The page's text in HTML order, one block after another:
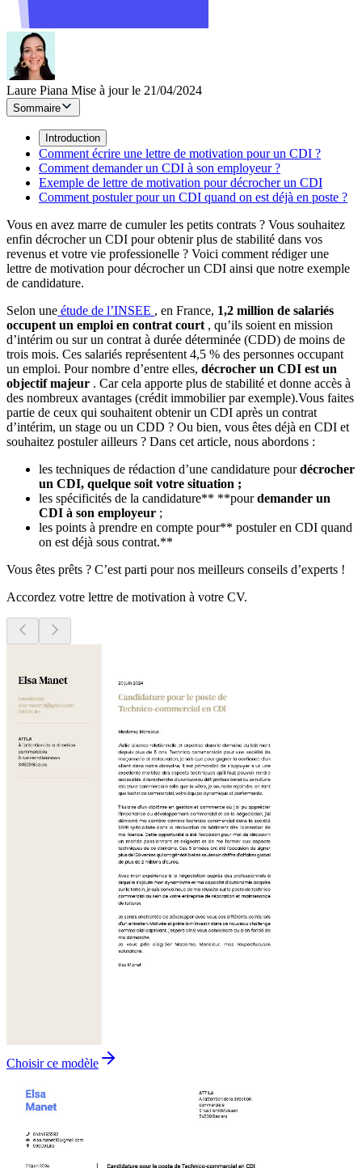
Laure Piana Mise à jour le 21/04/2024
Sommaire
Introduction
Comment écrire une lettre de motivation pour un CDI ?
Comment demander un CDI à son employeur ?
Exemple de lettre de motivation pour décrocher un CDI
Comment postuler pour un CDI quand on est déjà en poste ?
Vous en avez marre de cumuler les petits contrats ? Vous souhaitez
enfin décrocher un CDI pour obtenir plus de stabilité dans vos
revenus et votre vie professionelle ? Voici comment rédiger une
lettre de motivation pour décrocher un CDI ainsi que notre exemple
de candidature.
Selon une étude de l’INSEE , en France, 1,2 million de salariés
occupent un emploi en contrat court , qu’ils soient en mission
d’intérim ou sur un contrat à durée déterminée (CDD) de moins de
trois mois. Ces salariés représentent 4,5 % des personnes occupant
un emploi. Pour nombre d’entre elles, décrocher un CDI est un
objectif majeur . Car cela apporte plus de stabilité et donne accès à
des nombreux avantages (crédit immobilier par exemple).Vous faites
partie de ceux qui souhaitent obtenir un CDI après un contrat
d’intérim, un stage ou un CDD ? Ou bien, vous êtes déjà en CDI et
souhaitez postuler ailleurs ? Dans cet article, nous abordons :
les techniques de rédaction d’une candidature pourdécrocher
un CDI, quelque soit votre situation ;
les spécificités de la candidature** **pourdemander un
CDI à son employeur ;
les points à prendre en compte pour** postuler en CDI quand
on est déjà sous contrat.**
Vous êtes prêts ? C’est parti pour nos meilleurs conseils d’experts !
Accordez votre lettre de motivation à votre CV.
Choisir ce modèle